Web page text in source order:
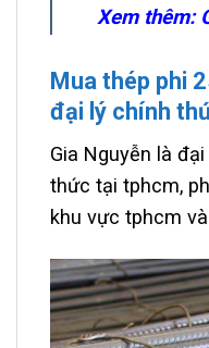
Xem thêm:
Mua thép phi
đại lý chính
Gia Nguyễn là
thức tại tphcm,
khu vực tphcm